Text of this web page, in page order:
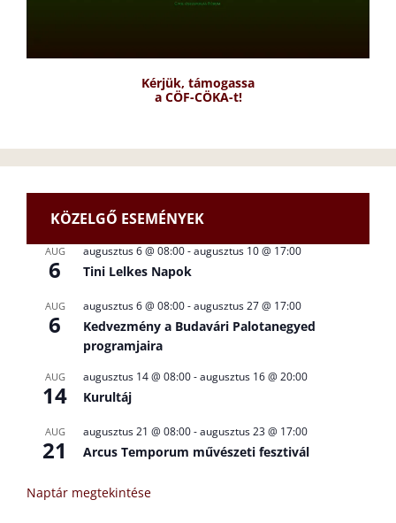
Kérjük, támogassa
a CÖF-CÖKA-t!
KÖZELGŐ ESEMÉNYEK
AUG
6
augusztus 6 @ 08:00-augusztus 10 @ 17:00
Tini Lelkes Napok
AUG
6
augusztus 6 @ 08:00-augusztus 27 @ 17:00
Kedvezmény a Budavári Palotanegyed
programjaira
AUG
14
augusztus 14 @ 08:00-augusztus 16 @ 20:00
Kurultáj
AUG
21
augusztus 21 @ 08:00-augusztus 23 @ 17:00
Arcus Temporum művészeti fesztivál
Naptár megtekintése